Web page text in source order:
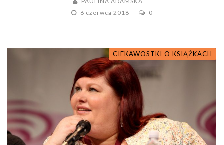
6 czerwca 2018
0
CIEKAWOSTKI O KSIĄŻKACH